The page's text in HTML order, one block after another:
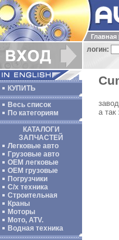
Главная
логин:
КУПИТЬ
Весь список
По категориям
КАТАЛОГИ
ЗАПЧАСТЕЙ
Легковые авто
Грузовые авто
ОЕМ легковые
OEM грузовые
Погрузчики
С/х техника
Строительная
Краны
Моторы
Мото, ATV.
Водная техника
а